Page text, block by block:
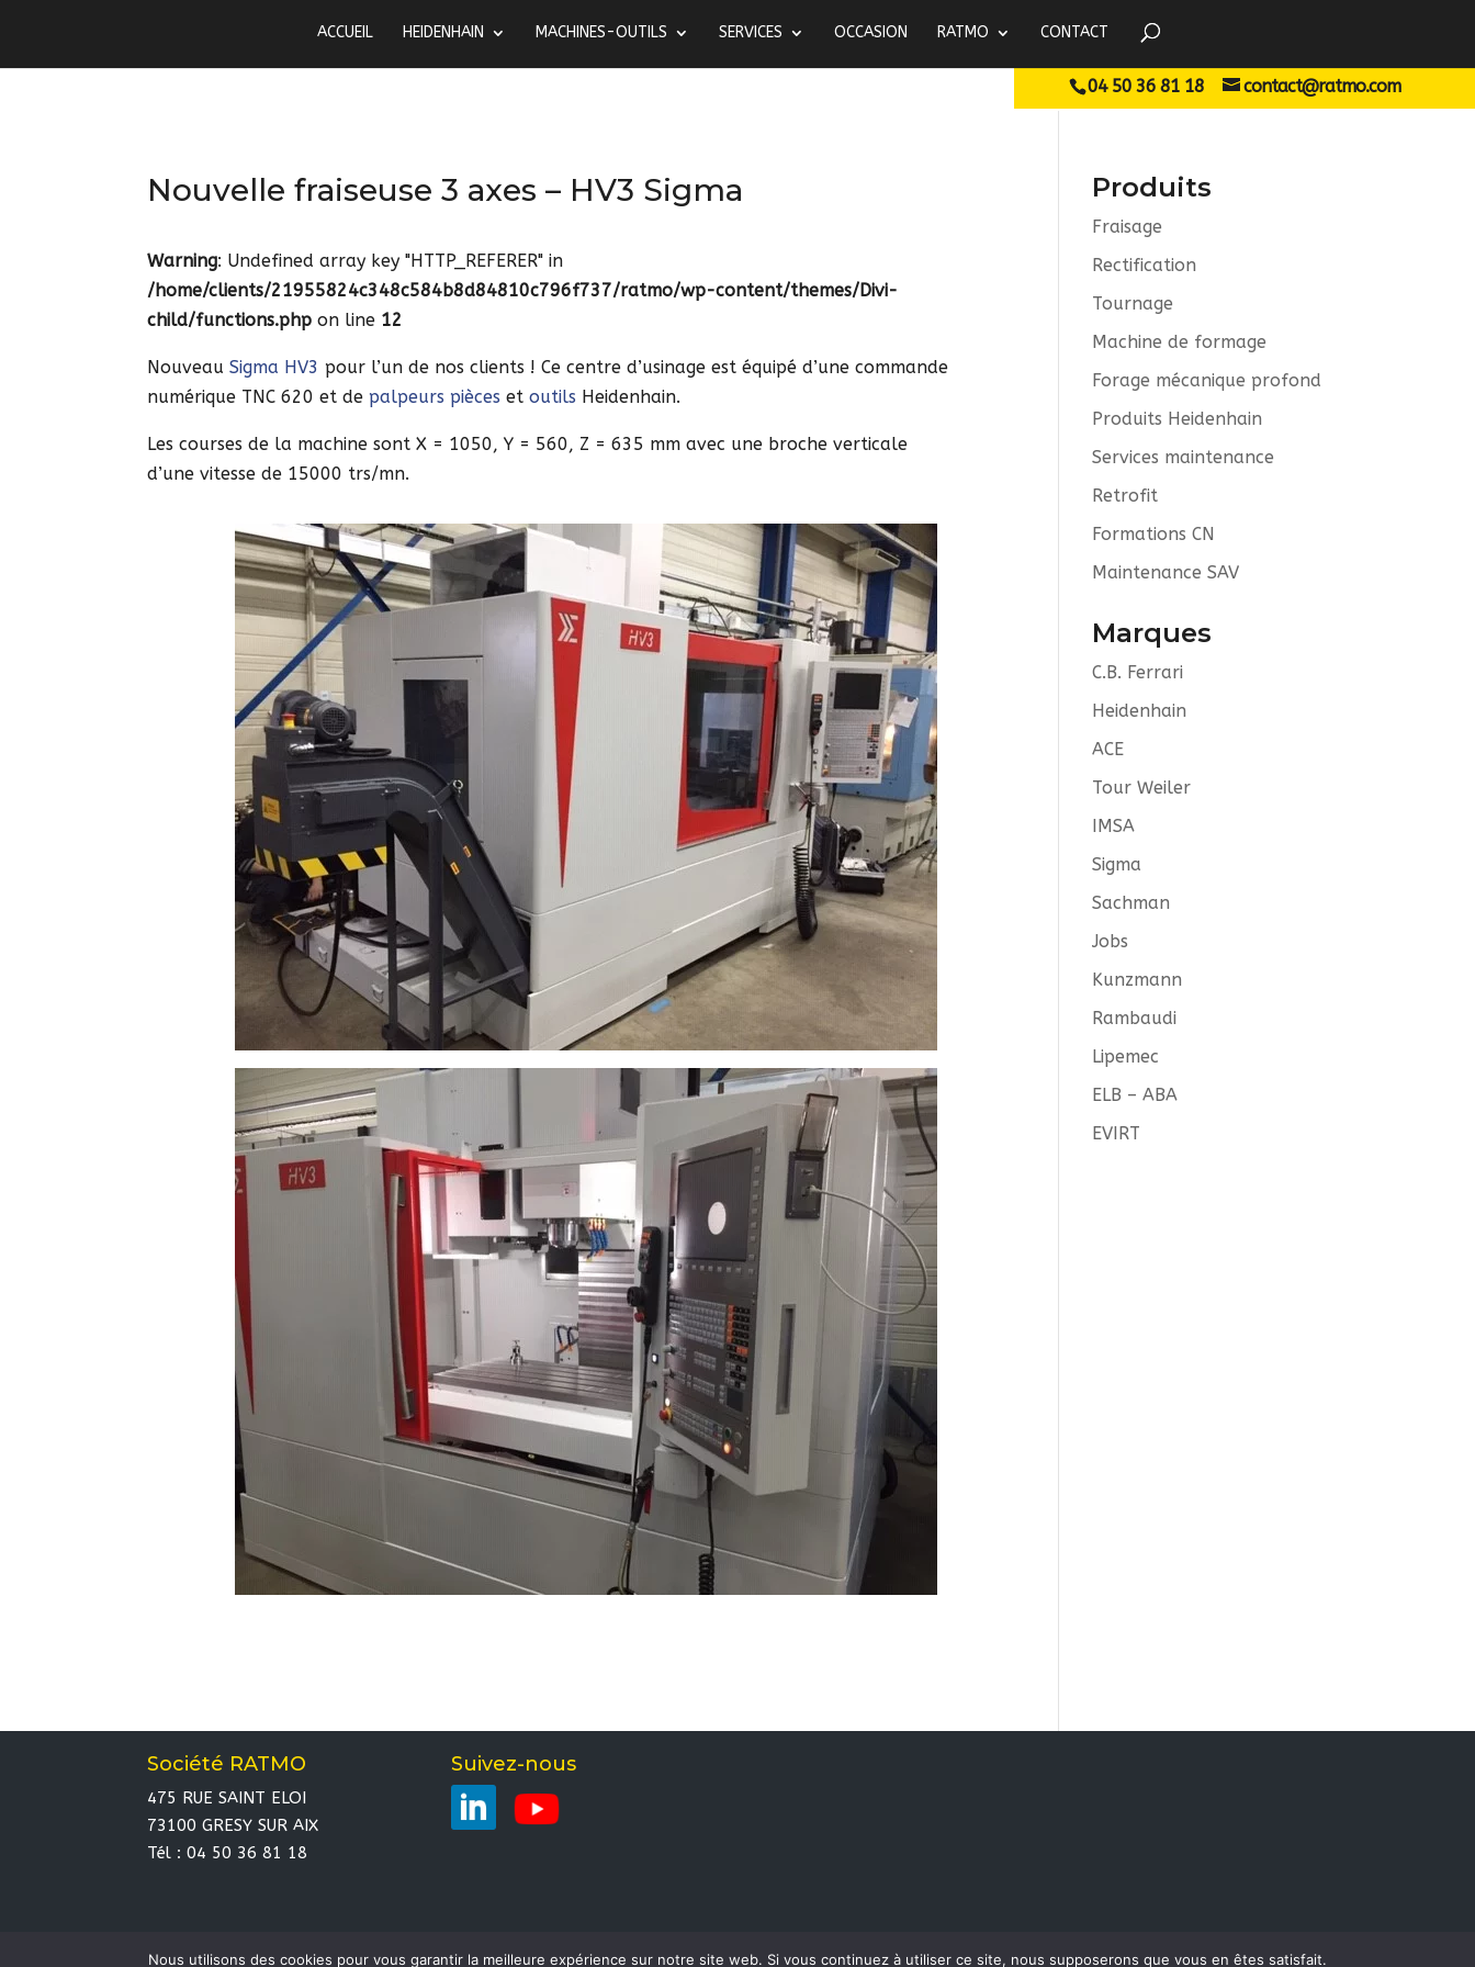
04 50 36 81 18 contact@ratmo.com
ACCUEIL HEIDENHAIN MACHINES-OUTILS SERVICES OCCASION RATMO CONTACT
Nouvelle fraiseuse 3 axes – HV3 Sigma
Warning: Undefined array key "HTTP_REFERER" in
/home/clients/21955824c348c584b8d84810c796f737/ratmo/wp-content/themes/Divi-
child/functions.php on line 12
NouveauSigma HV3 pour l’un de nos clients ! Ce centre d’usinage est équipé d’une commande
numérique TNC 620 et de palpeurs pièces etoutils Heidenhain.
Les courses de la machine sont X = 1050, Y = 560, Z = 635 mm avec une broche verticale
d’une vitesse de 15000 trs/mn.
Produits
Fraisage
Rectification
Tournage
Machine de formage
Forage mécanique profond
Produits Heidenhain
Services maintenance
Retrofit
Formations CN
Maintenance SAV
Marques
C.B. Ferrari
Heidenhain
ACE
Tour Weiler
IMSA
Sigma
Sachman
Jobs
Kunzmann
Rambaudi
Lipemec
ELB – ABA
EVIRT
Société RATMO
475 RUE SAINT ELOI
73100 GRESY SUR AIX
Tél : 04 50 36 81 18
Suivez-nous
Nous utilisons des cookies pour vous garantir la meilleure expérience sur notre site web. Si vous continuez à utiliser ce site, nous supposerons que vous en êtes satisfait.